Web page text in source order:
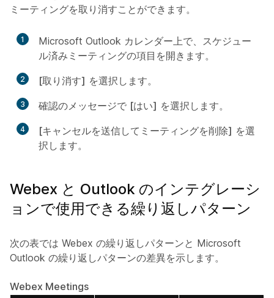
ミーティングを取り消すことができます。
1
Microsoft Outlook カレンダー上で、スケジュー
ル済みミーティングの項目を開きます。
2 [取り消す] を選択します。
3 確認のメッセージで [はい] を選択します。
4 [キャンセルを送信してミーティングを削除] を選
択します。
Webex と Outlook のインテグレーシ
ョンで使用できる繰り返しパターン
次の表では Webex の繰り返しパターンと Microsoft
Outlook の繰り返しパターンの差異を示します。
Webex Meetings